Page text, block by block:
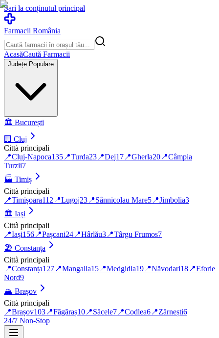
Sari la conținutul principal
Farmacii România
AcasăCaută Farmacii
Județe Populare
🏛️ București
🏢 Cluj
Città principali
📍Cluj-Napoca135 📍Turda23 📍Dej17 📍Gherla20 📍Câmpia
Turzii7
🏭 Timiș
Città principali
📍Timișoara112 📍Lugoj23 📍Sânnicolau Mare5 📍Jimbolia3
🏛️ Iași
Città principali
📍Iași156 📍Pașcani24 📍Hârlău3 📍Târgu Frumos7
🏖️ Constanța
Città principali
📍Constanța127 📍Mangalia15 📍Medgidia19 📍Năvodari18 📍Eforie
Nord9
🏔️ Brașov
Città principali
📍Brașov103 📍Făgăraș10 📍Săcele7 📍Codlea6 📍Zărnești6
24/7 Non-Stop